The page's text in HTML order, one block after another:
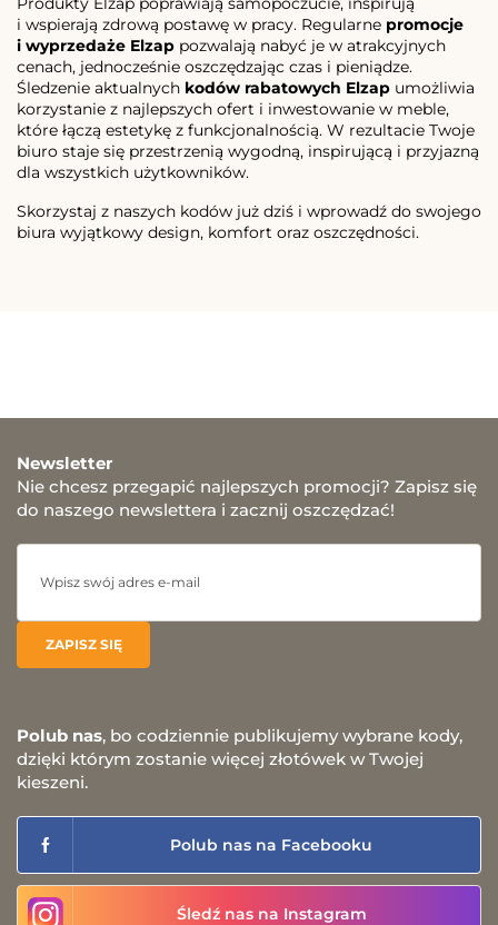
i wspierają zdrową postawę w pracy. Regularne promocje
i wyprzedaże Elzap pozwalają nabyć je w atrakcyjnych
cenach, jednocześnie oszczędzając czas i pieniądze.
Śledzenie aktualnych kodów rabatowych Elzap umożliwia
korzystanie z najlepszych ofert i inwestowanie w meble,
które łączą estetykę z funkcjonalnością. W rezultacie Twoje
biuro staje się przestrzenią wygodną, inspirującą i przyjazną
dla wszystkich użytkowników.
Skorzystaj z naszych kodów już dziś i wprowadź do swojego
biura wyjątkowy design, komfort oraz oszczędności.
Newsletter
Nie chcesz przegapić najlepszych promocji? Zapisz się
do naszego newslettera i zacznij oszczędzać!
Polub nas, bo codziennie publikujemy wybrane kody,
dzięki którym zostanie więcej złotówek w Twojej
kieszeni.
Polub nas na Facebooku
Śledź nas na Instagram